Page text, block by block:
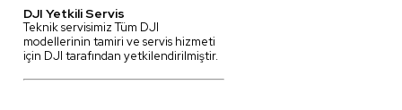
DJI Yetkili Servis
Teknik servisimiz Tüm DJI
modellerinin tamiri ve servis hizmeti
için DJI tarafından yetkilendirilmiştir.